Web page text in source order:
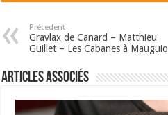
Précedent
Gravlax de Canard – Matthieu
Guillet – Les Cabanes à Mauguio
Articles associés